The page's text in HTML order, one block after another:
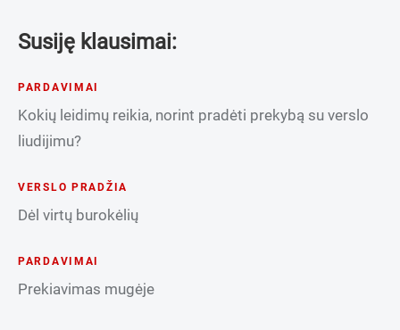
Susiję klausimai:
PARDAVIMAI
Kokių leidimų reikia, norint pradėti prekybą su verslo
liudijimu?
VERSLO PRADŽIA
Dėl virtų burokėlių
PARDAVIMAI
Prekiavimas mugėje